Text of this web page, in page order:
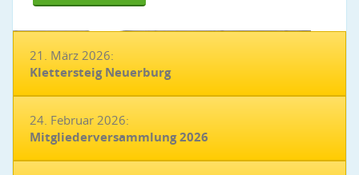
21. März 2026:
Klettersteig Neuerburg
24. Februar 2026:
Mitgliederversammlung 2026